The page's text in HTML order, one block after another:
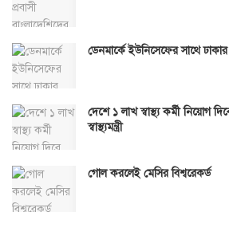
ডেনমার্কে ইউনিসেফের সাথে
দেশে ১ লাখ স্বাস্থ্য কর্মী নিয়োগ
স্বাস্থ্যমন্ত্রী
গোল করলেই মেসির বিশ্বরেকর্ড